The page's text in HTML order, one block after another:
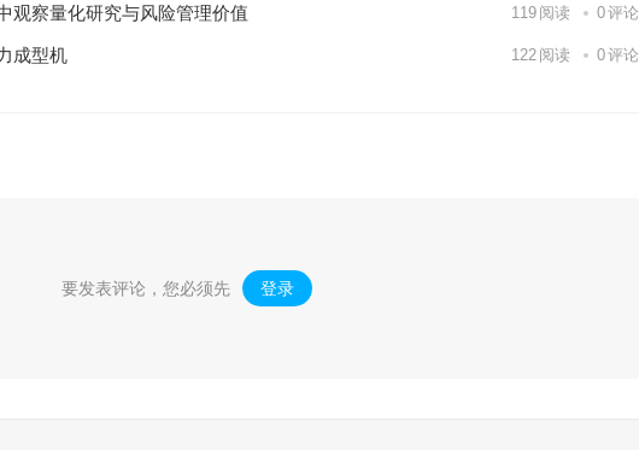
观察量化研究与风险管理价值 119 阅读 0评论
成型机 122 阅读 0评论
要发表评论，您必须先 登录 。